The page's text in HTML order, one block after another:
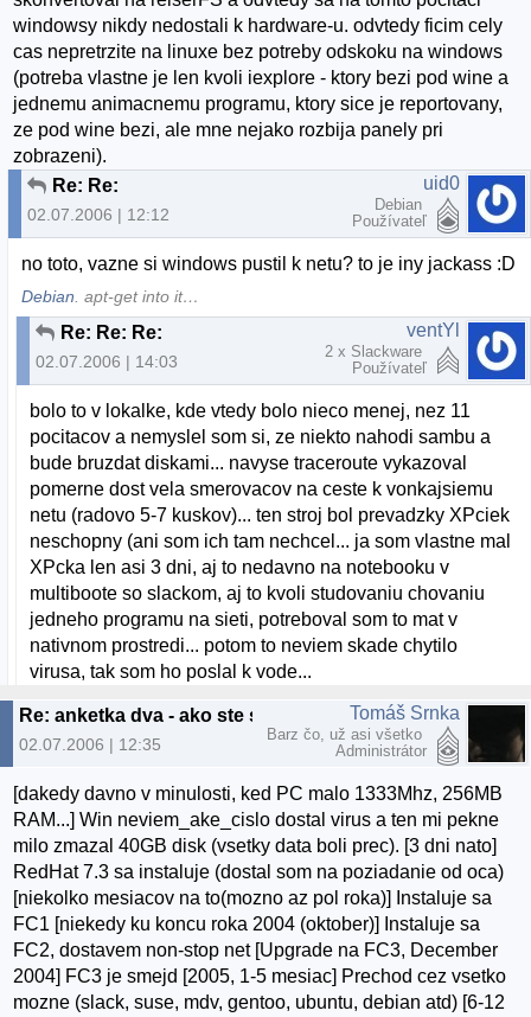
windowsy nikdy nedostali k hardware-u. odvtedy ficim cely
cas nepretrzite na linuxe bez potreby odskoku na windows
(potreba vlastne je len kvoli iexplore - ktory bezi pod wine a
jednemu animacnemu programu, ktory sice je reportovany,
ze pod wine bezi, ale mne nejako rozbija panely pri
zobrazeni).
Re: Re:
02.07.2006 | 12:12
uid0
Debian
Používateľ
no toto, vazne si windows pustil k netu? to je iny jackass :D
Debian . apt-get into it…
Re: Re: Re:
02.07.2006 | 14:03
ventYl
2 x Slackware
Používateľ
bolo to v lokalke, kde vtedy bolo nieco menej, nez 11
pocitacov a nemyslel som si, ze niekto nahodi sambu a
bude bruzdat diskami... navyse traceroute vykazoval
pomerne dost vela smerovacov na ceste k vonkajsiemu
netu (radovo 5-7 kuskov)... ten stroj bol prevadzky XPciek
neschopny (ani som ich tam nechcel... ja som vlastne mal
XPcka len asi 3 dni, aj to nedavno na notebooku v
multiboote so slackom, aj to kvoli studovaniu chovaniu
jedneho programu na sieti, potreboval som to mat v
nativnom prostredi... potom to neviem skade chytilo
virusa, tak som ho poslal k vode...
02.07.2006 | 12:35
Tomáš Srnka
Barz čo, už asi všetko
Administrátor
[dakedy davno v minulosti, ked PC malo 1333Mhz, 256MB
RAM...] Win neviem_ake_cislo dostal virus a ten mi pekne
milo zmazal 40GB disk (vsetky data boli prec). [3 dni nato]
RedHat 7.3 sa instaluje (dostal som na poziadanie od oca)
[niekolko mesiacov na to(mozno az pol roka)] Instaluje sa
FC1 [niekedy ku koncu roka 2004 (oktober)] Instaluje sa
FC2, dostavem non-stop net [Upgrade na FC3, December
2004] FC3 je smejd [2005, 1-5 mesiac] Prechod cez vsetko
mozne (slack, suse, mdv, gentoo, ubuntu, debian atd) [6-12